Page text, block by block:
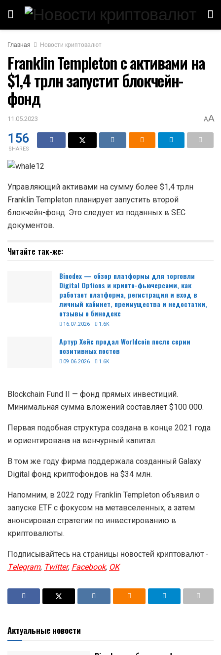
Главная Новости криптовалют
Franklin Templeton с активами на
$1,4 трлн запустит блокчейн-
фонд
11.05.2023 AA
156
SHARES
Управляющий активами на сумму более $1,4 трлн
Franklin Templeton планирует запустить второй
блокчейн-фонд. Это следует из поданных в SEC
документов.
Читайте так-же:
Binodex — обзор платформы для торговли
Digital Options и крипто-фьючерсами, как
работает платформа, регистрация и вход в
личный кабинет, преимущества и недостатки,
отзывы о бинодекс
16.07.2026 1.6K
Артур Хейс продал Worldcoin после серии
позитивных постов
09.06.2026 1.6K
Blockchain Fund II — фонд прямых инвестиций.
Минимальная сумма вложений составляет $100 000.
Первая подобная структура создана в конце 2021 года
и ориентирована на венчурный капитал.
В том же году фирма поддержала созданный Galaxy
Digital фонд криптофондов на $34 млн.
Напомним, в 2022 году Franklin Templeton объявил о
запуске ETF с фокусом на метавселенных, а затем
анонсировал стратегии по инвестированию в
криптовалюты.
Подписывайтесь на страницы новостей криптовалют -
Telegram,Twitter,Facebook,OK
Актуальные новости